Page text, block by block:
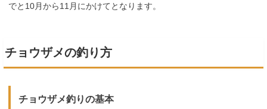
でと10月から11月にかけてとなります。
チョウザメの釣り方
チョウザメ釣りの基本